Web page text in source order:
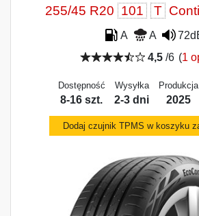
255/45 R20 101 T
A A
4,5/6 (1
Dostępność
8-16 szt.
Wysyłka
2-3 dni
Produkcja
2025
Dodaj czujnik TPMS w koszyku